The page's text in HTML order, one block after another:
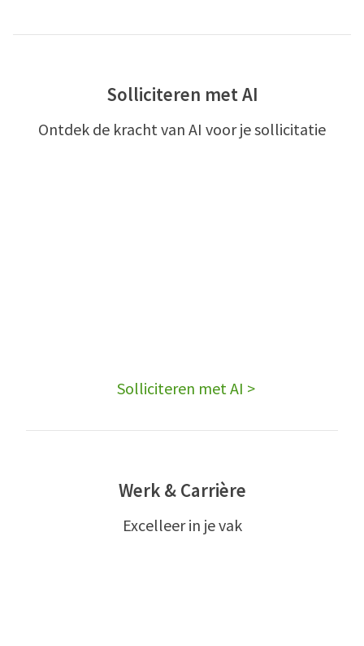
Solliciteren met AI
Ontdek de kracht van AI voor je sollicitatie
Solliciteren met AI >
Werk & Carrière
Excelleer in je vak